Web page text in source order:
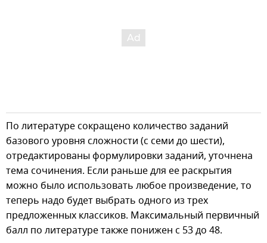
По литературе сокращено количество заданий
базового уровня сложности (с семи до шести),
отредактированы формулировки заданий, уточнена
тема сочинения. Если раньше для ее раскрытия
можно было использовать любое произведение, то
теперь надо будет выбрать одного из трех
предложенных классиков. Максимальный первичный
балл по литературе также понижен с 53 до 48.